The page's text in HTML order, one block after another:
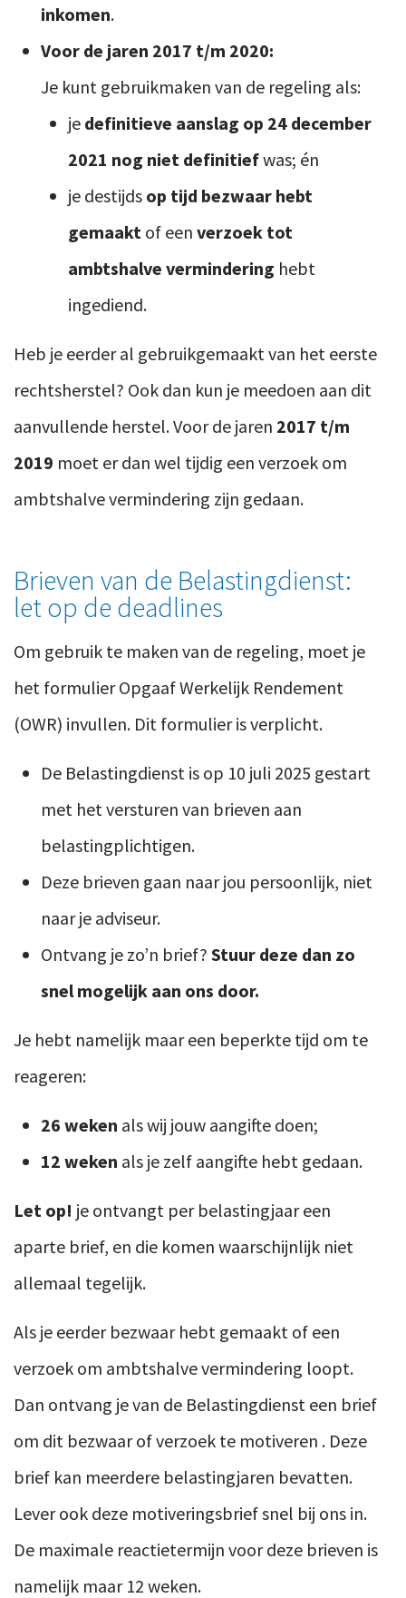
inkomen.
Voor de jaren 2017 t/m 2020:
Je kunt gebruikmaken van de regeling als:
je definitieve aanslag op 24 december
2021 nog niet definitiefwas; én
je destijds op tijd bezwaar hebt
gemaakt of een verzoek tot
ambtshalve vermindering hebt
ingediend.
Heb je eerder al gebruikgemaakt van het eerste
rechtsherstel? Ook dan kun je meedoen aan dit
aanvullende herstel. Voor de jaren 2017 t/m
2019 moet er dan wel tijdig een verzoek om
ambtshalve vermindering zijn gedaan.
Brieven van de Belastingdienst:
let op de deadlines
Om gebruik te maken van de regeling, moet je
het formulier Opgaaf Werkelijk Rendement
(OWR) invullen. Dit formulier is verplicht.
De Belastingdienst is op 10 juli 2025 gestart
met het versturen van brieven aan
belastingplichtigen.
Deze brieven gaan naar jou persoonlijk, niet
naar je adviseur.
Ontvang je zo’n brief? Stuur deze dan zo
snel mogelijk aan ons door.
Je hebt namelijk maar een beperkte tijd om te
reageren:
26 weken als wij jouw aangifte doen;
12 weken als je zelf aangifte hebt gedaan.
Let op! je ontvangt per belastingjaar een
aparte brief, en die komen waarschijnlijk niet
allemaal tegelijk.
Als je eerder bezwaar hebt gemaakt of een
verzoek om ambtshalve vermindering loopt.
Dan ontvang je van de Belastingdienst een brief
om dit bezwaar of verzoek te motiveren . Deze
brief kan meerdere belastingjaren bevatten.
Lever ook deze motiveringsbrief snel bij ons in.
De maximale reactietermijn voor deze brieven is
namelijk maar 12 weken.